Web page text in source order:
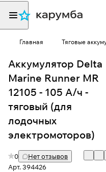
Главная Тяговые
Аккумулятор Delta
Marine Runner MR
12105 - 105 А/ч -
тяговый (для
лодочных
электромоторов)
0
Нет отзывов
Арт.394426